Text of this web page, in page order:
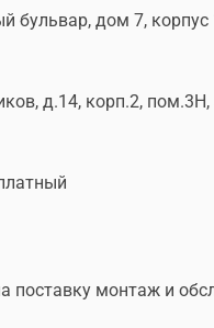
бульвар, дом 7,
д.14, корп.2,
поставку монтаж и